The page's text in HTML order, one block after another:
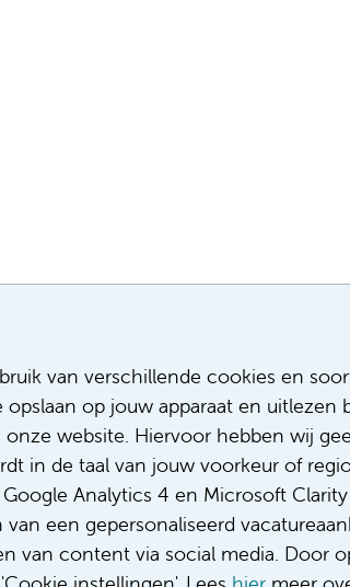
van verschillende cookies en
op jouw apparaat en
website. Hiervoor hebben wij
in de taal van jouw voorkeur of
Analytics 4 en Microsoft
een gepersonaliseerd
content via social media. Door
Meest recente vacatures
Assistent infectiepreventie
Facilitair Coördinator
Adviseur (patiënten)voeding met een
focus op duurzame voeding
Fellow abdominale radiologie